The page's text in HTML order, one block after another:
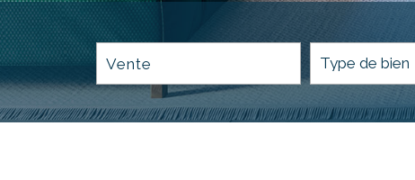
Vente